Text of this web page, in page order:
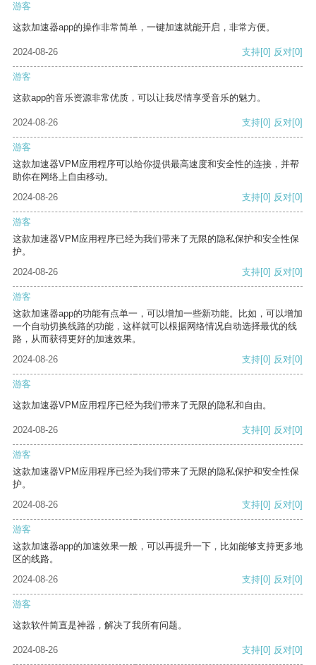
游客
这款加速器app的操作非常简单，一键加速就能开启，非常方便。
2024-08-26 支持[0] 反对[0]
游客
这款app的音乐资源非常优质，可以让我尽情享受音乐的魅力。
2024-08-26 支持[0] 反对[0]
游客
这款加速器VPM应用程序可以给你提供最高速度和安全性的连接，并帮
助你在网络上自由移动。
2024-08-26
支持[0] 反对[0]
游客
这款加速器VPM应用程序已经为我们带来了无限的隐私保护和安全性保
护。
2024-08-26
支持[0] 反对[0]
游客
这款加速器app的功能有点单一，可以增加一些新功能。比如，可以增加
一个自动切换线路的功能，这样就可以根据网络情况自动选择最优的线
路，从而获得更好的加速效果。
2024-08-26
支持[0] 反对[0]
游客
这款加速器VPM应用程序已经为我们带来了无限的隐私和自由。
2024-08-26 支持[0] 反对[0]
游客
这款加速器VPM应用程序已经为我们带来了无限的隐私保护和安全性保
护。
2024-08-26
支持[0] 反对[0]
游客
这款加速器app的加速效果一般，可以再提升一下，比如能够支持更多地
区的线路。
2024-08-26
支持[0] 反对[0]
游客
这款软件简直是神器，解决了我所有问题。
2024-08-26 支持[0] 反对[0]